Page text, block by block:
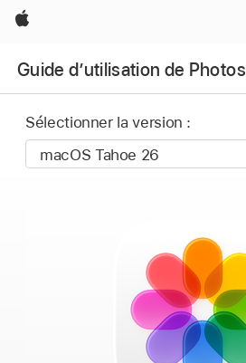
Apple
Guide d’utilisation de Photos
Sélectionner la version :